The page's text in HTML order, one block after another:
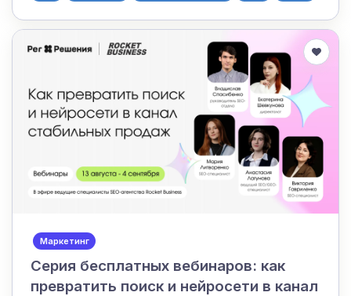
Маркетинг
Серия бесплатных вебинаров: как
превратить поиск и нейросети в канал